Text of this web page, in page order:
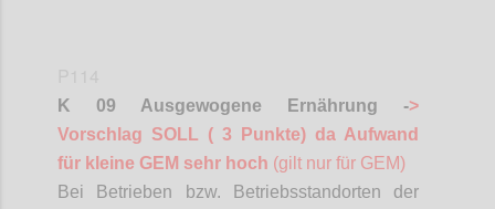
K 09 Ausgewogene Ernährung ->
Vorschlag SOLL ( 3 Punkte) da Aufwand
für kleine GEM sehr hoch (gilt nur für GEM)
Bei Betrieben bzw. Betriebsstandorten der